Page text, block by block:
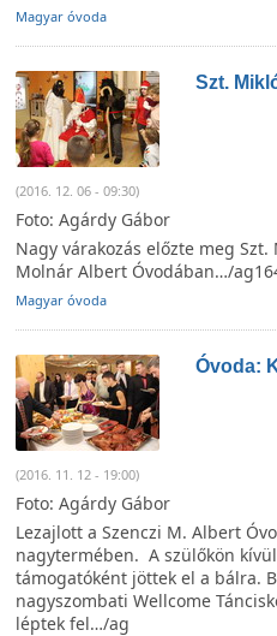
Magyar óvoda
Szt.
(2016. 12. 06 - 09:30)
Foto: Agárdy Gábor
Nagy várakozás előzte meg
Molnár Albert Óvodában…/
Magyar óvoda
Óvoda:
(2016. 11. 12 - 19:00)
Foto: Agárdy Gábor
Lezajlott a Szenczi M. Albert
nagytermében. A szülőkön
támogatóként jöttek el a bálra.
nagyszombati Wellcome
léptek fel…/ag